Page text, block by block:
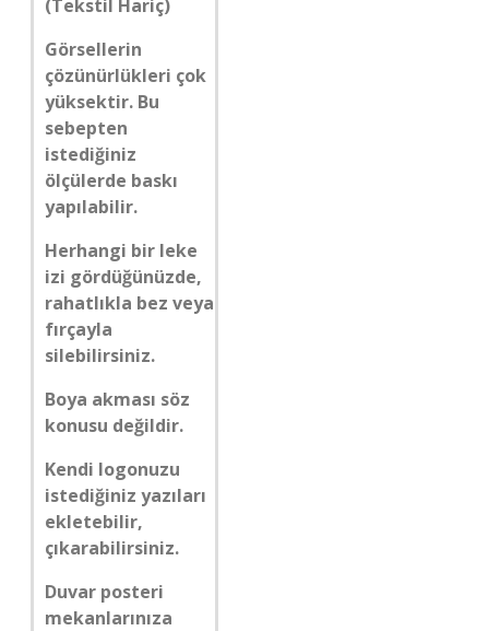
(Tekstil Hariç)
Görsellerin
çözünürlükleri çok
yüksektir. Bu
sebepten
istediğiniz
ölçülerde baskı
yapılabilir.
Herhangi bir leke
izi gördüğünüzde,
rahatlıkla bez veya
fırçayla
silebilirsiniz.
Boya akması söz
konusu değildir.
Kendi logonuzu
istediğiniz yazıları
ekletebilir,
çıkarabilirsiniz.
Duvar posteri
mekanlarınıza